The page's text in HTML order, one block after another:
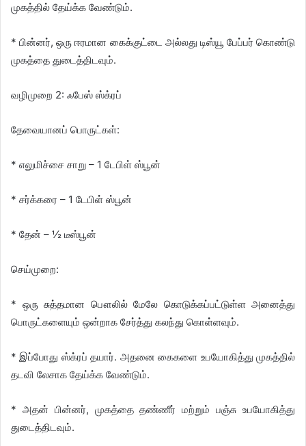
முகத்தில் தேய்க்க வேண்டும்.
* பின்னர், ஒரு ஈரமான கைக்குட்டை அல்லது டிஸ்யூ பேப்பர் கொண்டு
முகத்தை துடைத்திடவும்.
வழிமுறை 2: ஃபேஸ் ஸ்க்ரப்
தேவையானப் பொருட்கள்:
* எலுமிச்சை சாறு – 1 டேபிள் ஸ்பூன்
* சர்க்கரை – 1 டேபிள் ஸ்பூன்
* தேன் – ½ டீஸ்பூன்
செய்முறை:
* ஒரு சுத்தமான பௌலில் மேலே கொடுக்கப்பட்டுள்ள அனைத்து
பொருட்களையும் ஒன்றாக சேர்த்து கலந்து கொள்ளவும்.
* இப்போது ஸ்க்ரப் தயார். அதனை கைகளை உபயோகித்து முகத்தில்
தடவி லேசாக தேய்க்க வேண்டும்.
* அதன் பின்னர், முகத்தை தண்ணீர் மற்றும் பஞ்சு உபயோகித்து
துடைத்திடவும்.